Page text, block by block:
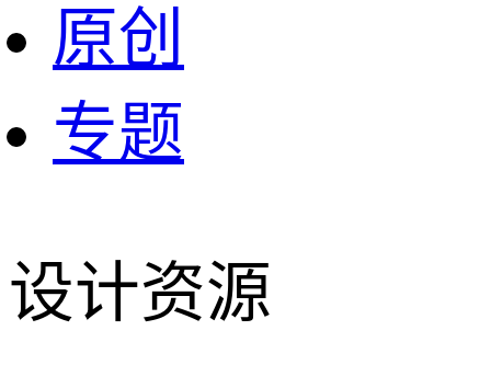
原创
专题
设计资源